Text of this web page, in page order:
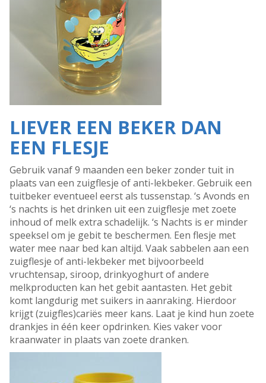
LIEVER EEN BEKER DAN
EEN FLESJE
Gebruik vanaf 9 maanden een beker zonder tuit in
plaats van een zuigflesje of anti-lekbeker. Gebruik een
tuitbeker eventueel eerst als tussenstap. ‘s Avonds en
‘s nachts is het drinken uit een zuigflesje met zoete
inhoud of melk extra schadelijk. ‘s Nachts is er minder
speeksel om je gebit te beschermen. Een flesje met
water mee naar bed kan altijd. Vaak sabbelen aan een
zuigflesje of anti-lekbeker met bijvoorbeeld
vruchtensap, siroop, drinkyoghurt of andere
melkproducten kan het gebit aantasten. Het gebit
komt langdurig met suikers in aanraking. Hierdoor
krijgt (zuigfles)cariës meer kans. Laat je kind hun zoete
drankjes in één keer opdrinken. Kies vaker voor
kraanwater in plaats van zoete dranken.